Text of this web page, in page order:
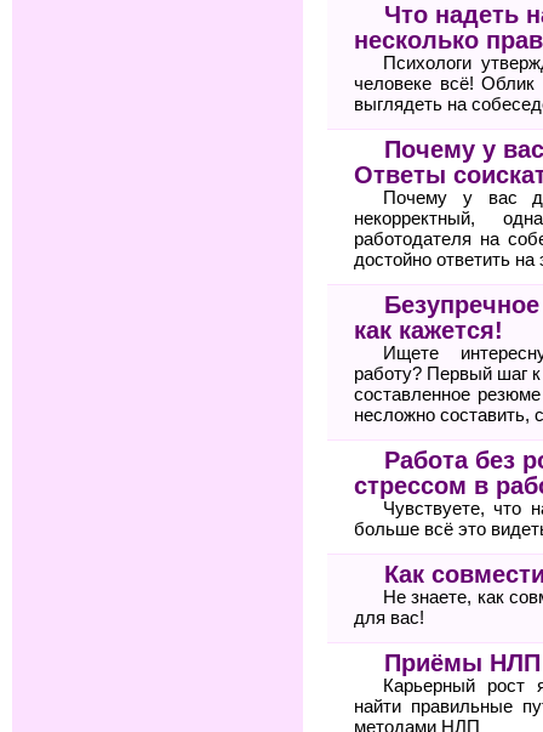
Что надеть
несколько
Психологи
человеке всё!
выглядеть на
Почему у
Ответы
Почему у вас
некорректный,
работодателя на
достойно ответить на
как кажется!
Ищете
работу? Первый шаг
составленное
несложно составить,
Работа без
стрессом в
Чувствуете, что
больше всё это
Как
Не знаете, как
для вас!
Приёмы НЛП
Карьерный рост
найти правильные
методами НЛП